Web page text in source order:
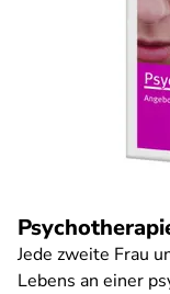
Jede zweite Frau
Lebens an einer